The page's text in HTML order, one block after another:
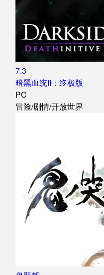
7.3
暗黑血统II：终极版
PC
冒险/剧情/开放世界